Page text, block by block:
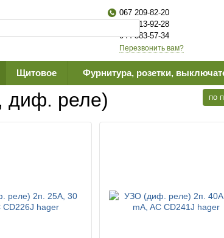
067 209-82-20
063 613-92-28
044 383-57-34
Перезвонить вам?
Щитовое Фурнитура, розетки,
диф. реле) по